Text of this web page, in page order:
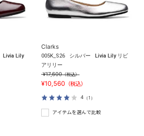
Livia Lily
Clarks
005K_S26 シルバー
Livia Lily リビ
アリリー
¥17,600（税込）
¥10,560 （税込）
4 （1）
アイテムを選んで比較